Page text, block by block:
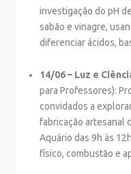
investigação do pH
sabão e vinagre,
diferenciar ácidos,
14/06 – Luz e
para Professores):
convidados a
fabricação artesanal
Aquário das 9h às
físico, combustão e